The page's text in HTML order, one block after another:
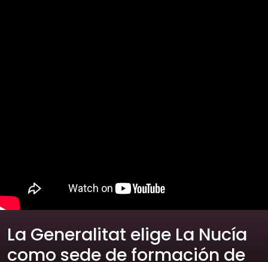
La Generalitat elige La Nucía
como sede de formación de